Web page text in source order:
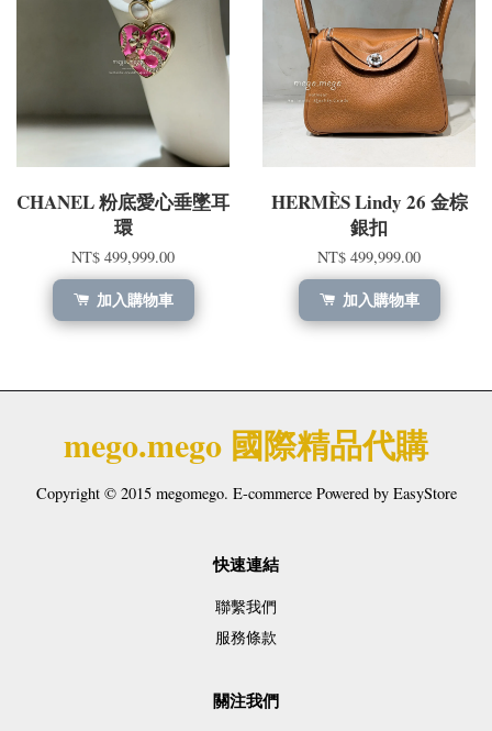
CHANEL 粉底愛心垂墜耳
環
NT$ 499,999.00
加入購物車
HERMÈS Lindy 26 金棕
銀扣
NT$ 499,999.00
加入購物車
mego.mego 國際精品代購
Copyright © 2015 megomego. E-commerce Powered by EasyStore
快速連結
聯繫我們
服務條款
關注我們